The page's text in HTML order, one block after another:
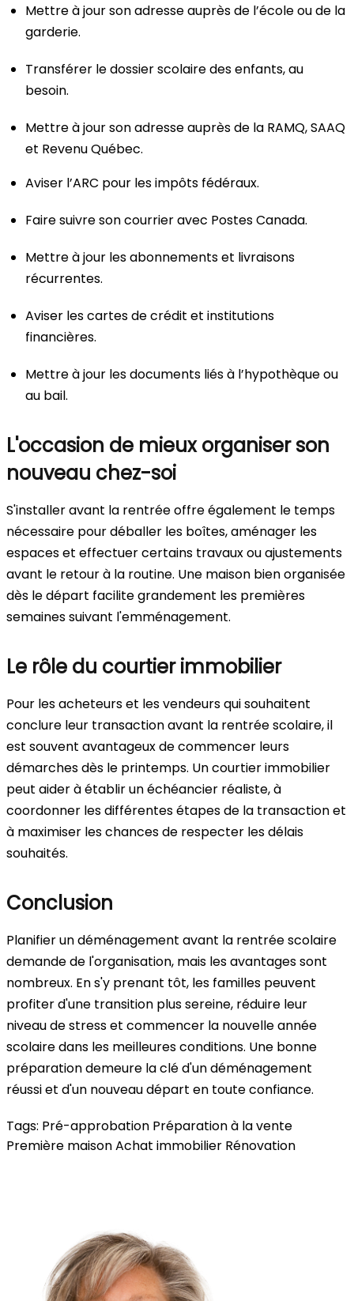
Mettre à jour son adresse auprès de l’école ou de la
garderie.
Transférer le dossier scolaire des enfants, au
besoin.
Mettre à jour son adresse auprès de la RAMQ, SAAQ
et Revenu Québec.
Aviser l’ARC pour les impôts fédéraux.
Faire suivre son courrier avec Postes Canada.
Mettre à jour les abonnements et livraisons
récurrentes.
Aviser les cartes de crédit et institutions
financières.
Mettre à jour les documents liés à l’hypothèque ou
au bail.
L'occasion de mieux organiser son
nouveau chez-soi
S'installer avant la rentrée offre également le temps
nécessaire pour déballer les boîtes, aménager les
espaces et effectuer certains travaux ou ajustements
avant le retour à la routine. Une maison bien organisée
dès le départ facilite grandement les premières
semaines suivant l'emménagement.
Le rôle du courtier immobilier
Pour les acheteurs et les vendeurs qui souhaitent
conclure leur transaction avant la rentrée scolaire, il
est souvent avantageux de commencer leurs
démarches dès le printemps. Un courtier immobilier
peut aider à établir un échéancier réaliste, à
coordonner les différentes étapes de la transaction et
à maximiser les chances de respecter les délais
souhaités.
Conclusion
Planifier un déménagement avant la rentrée scolaire
demande de l'organisation, mais les avantages sont
nombreux. En s'y prenant tôt, les familles peuvent
profiter d'une transition plus sereine, réduire leur
niveau de stress et commencer la nouvelle année
scolaire dans les meilleures conditions. Une bonne
préparation demeure la clé d'un déménagement
réussi et d'un nouveau départ en toute confiance.
Tags: Pré-approbation Préparation à la vente
Première maisonAchat immobilier Rénovation